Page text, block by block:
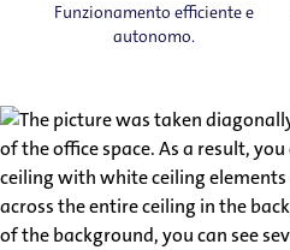
Funzionamento efficiente e
autonomo.